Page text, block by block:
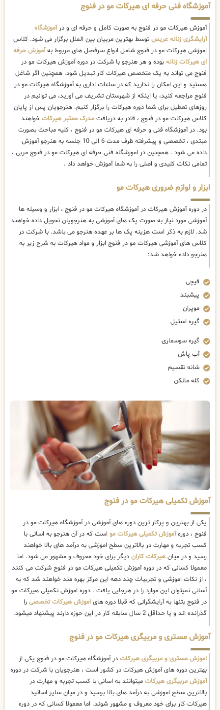
آموزشگاه فنی حرفه ای هیرکات مو در فنوج
آموزش هیرکات مو در فنوج به صورت کامل و حرفه ای و درآموزشگاه
آرایشگری زنانه عریس توسط بهترین مربیان بین الملل برگزار می شود. کلاس
اموزشی هیرکات مو در فنوج شامل انواع سرفصل های مربوط بهآموزش حرفه
ای هیرکات زنانه بوده و هر هنرجو با شرکت در دوره آموزش هیرکات مو در
فنوج می تواند به یک متخصص هیرکات کار تبدیل شود. همچنین اگر شاغل
هستید و این امکان را ندارید که در ساعات اداری به آموزشگاه هیرکات مو در
فنوج مراجعه کنید، یا اینکه از شهرستان تشریف می آورید، می توانیم در
روزهای تعطیل برای شما دوره هیرکات را برگزار کنیم. هنرجویان پس از پایان
کلاس هیرکات مو در فنوج ، قادر به دریافت مدرک معتبر هیرکات خواهند
بود. در آموزشگاه فنی و حرفه ای هیرکات مو در فنوج ، کلیه مباحث بصورت
مبتدی ، تخصصی و پیشرفته ظرف مدت 6 الی 10 جلسه به هنرجو آموزش
داده می شود . همچنین در اموزشگاه فنی حرفه ای هیرکات مو در فنوج مربی ،
تمامی نکات کلیدی و اصلی را به شما آموزش خواهد داد .
ابزار و لوازم ضروری هیرکات مو
در دوره آموزش هیرکات در آموزشگاه هیرکات مو در فنوج ، ابزار و وسیله ها
آموزشی مورد نیاز به صورت پک های آموزشی به هنرجویان تحویل داده خواهند
شد. لازم به ذکر است هزینه پک ها بر عهده هنرجو می باشد. با شرکت در
کلاس های آموزشی هیرکات مو در فنوج ابزار و مواد هیرکات به شرح زیر به
هنرجو داده خواهد شد:
قیچی
پیشبند
موپران
گیره استیل
گیره سوسماری
آب پاش
شانه تقسیم
کله مانکن
آموزش تکمیلی هیرکات مو در فنوج
یکی از بهترین و پرکار ترین دوره های آموزشی در آموزشگاه هیرکات مو در
فنوج ، دورهآموزش تکمیلی هیرکات مو است که در آن هنرجو به اسانی با
کسب تجربه و مهارت در بالاترین سطح اموزشی به درآمد های بالا خواهند
رسید و در میان هیرکات کاران دیگر برای خود معروف و مشهور می شود. اما
معمولا کسانی که در دوره آموزش تکمیلی هیرکات مو در فنوج شرکت می کنند
، از نکات اموزشی و تجربیات چند دهه این مرکز بهره مند خواهند شد که به
آسانی نمیتوان این موارد را در هرجایی یافت . دوره اموزش تکمیلی هیرکات مو
در فنوج بتنها به آرایشگرانی که قبلا دوره های اموزش هیرکات تخصصی را
گذرانده اند و یا حداقل 2 سال سابقه کار در این حوزه دارند پیشنهاد میشود.
آموزش مستری و مربیگری هیرکات مو در فنوج
اموزش مستری و مربیگری هیرکات در آموزشگاه هیرکات مو در فنوج یکی از
بهترین دوره های آموزش هیرکات در کشور است ، هنرجویان با شرکت در دوره
آموزش مربیگری هیرکات میتوانند به اسانی با کسب تجربه و مهارت در
بالاترین سطح اموزشی به درآمد های بالا برسید و در میان سایر اساتید
هیرکات کار برای خود معروف و مشهور شوند. اما معمولا کسانی که در دوره